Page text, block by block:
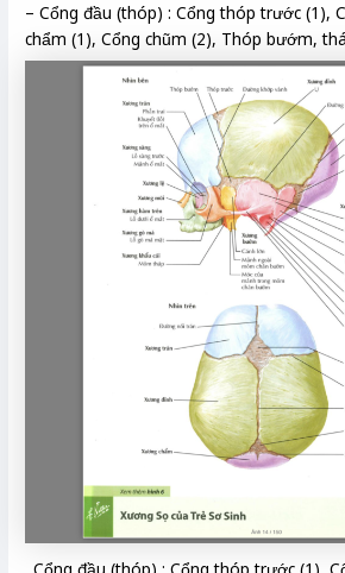
– Cổng đầu (thóp) : Cổng thóp trước (1),
chẩm (1), Cổng chũm (2), Thóp bướm,